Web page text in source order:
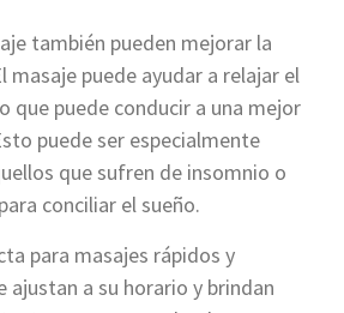
también pueden mejorar la
masaje puede ayudar a relajar el
que puede conducir a una mejor
puede ser especialmente
que sufren de insomnio o
conciliar el sueño.
para masajes rápidos y
ajustan a su horario y brindan